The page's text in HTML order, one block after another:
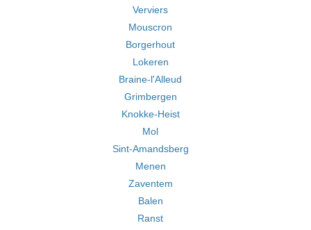
Verviers
Mouscron
Borgerhout
Lokeren
Braine-l'Alleud
Grimbergen
Knokke-Heist
Mol
Sint-Amandsberg
Menen
Zaventem
Balen
Ranst